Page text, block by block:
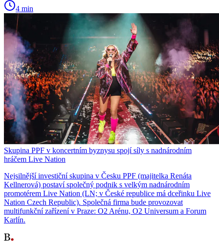
4 min
Skupina PPF v koncertním byznysu spojí síly s nadnárodním
hráčem Live Nation
Nejsilnější investiční skupina v Česku PPF (majitelka Renáta
Kellnerová) postaví společný podnik s velkým nadnárodním
promotérem Live Nation (LN; v České republice má dceřinku Live
Nation Czech Republic). Společná firma bude provozovat
multifunkční zařízení v Praze: O2 Arénu, O2 Universum a Forum
Karlín.